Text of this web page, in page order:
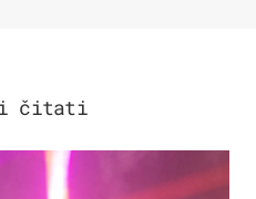
čitati